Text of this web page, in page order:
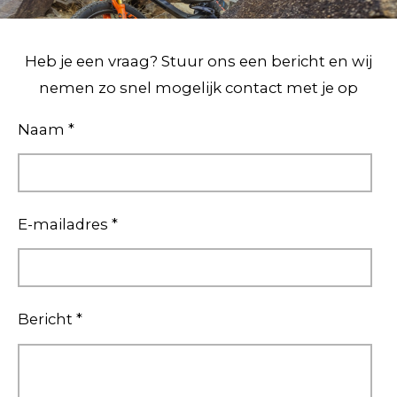
m
Heb je een vraag? Stuur ons een bericht en wij
nemen zo snel mogelijk contact met je op
Naam *
E-mailadres *
Bericht *